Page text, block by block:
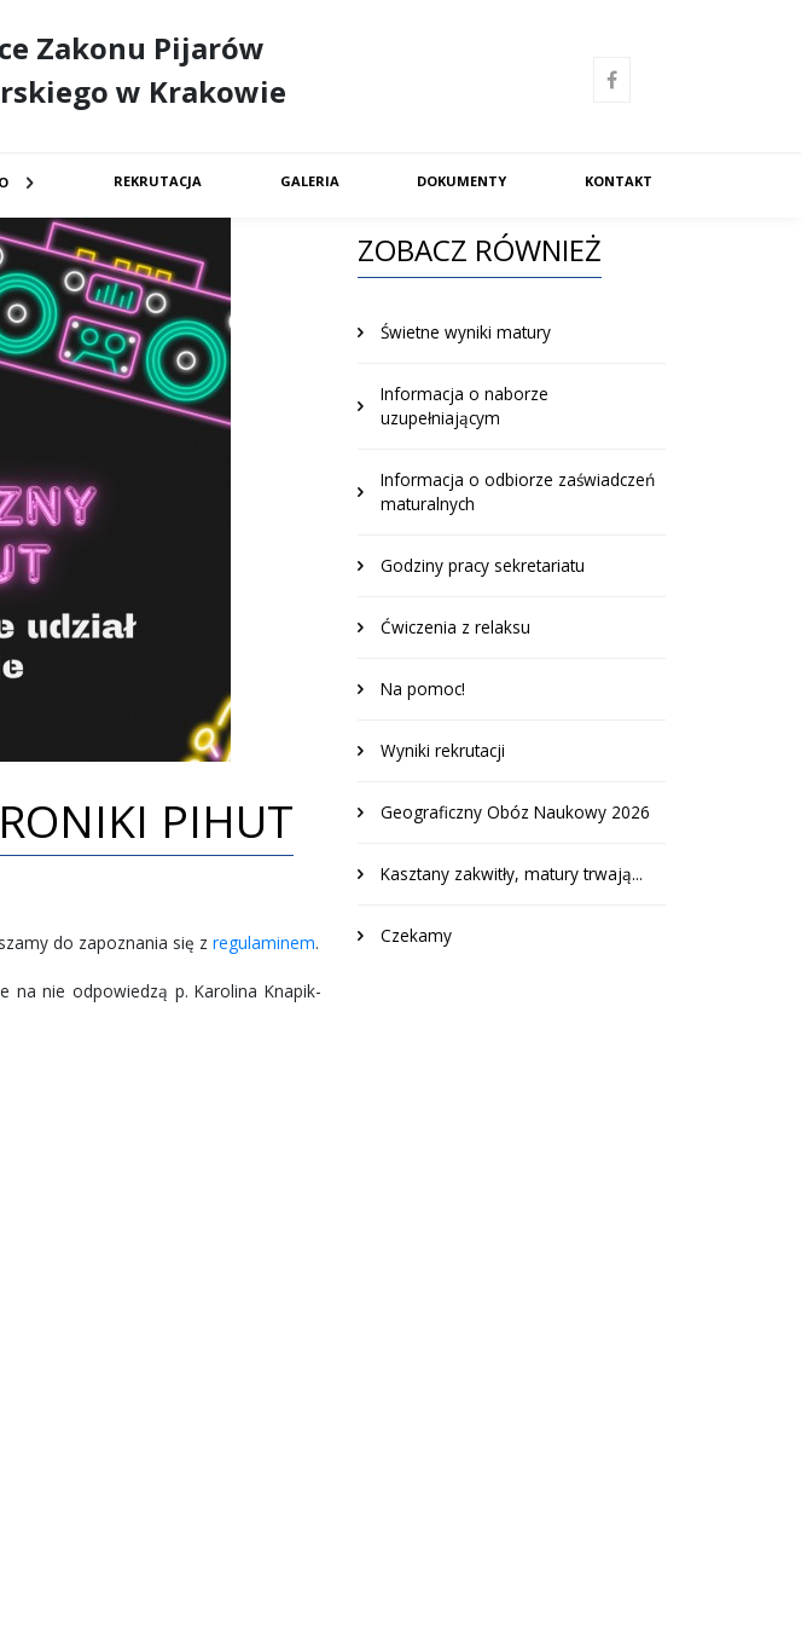
Zakonu Pijarów
w Krakowie
REKRUTACJA GALERIA DOKUMENTY KONTAKT
PIHUT
do zapoznania się z regulaminem.
na nie odpowiedzą p. Karolina Knapik-
ZOBACZ RÓWNIEŻ
Świetne wyniki matury
Informacja o naborze
uzupełniającym
Informacja o odbiorze zaświadczeń
maturalnych
Godziny pracy sekretariatu
Ćwiczenia z relaksu
Na pomoc!
Wyniki rekrutacji
Geograficzny Obóz Naukowy 2026
Kasztany zakwitły, matury trwają...
Czekamy